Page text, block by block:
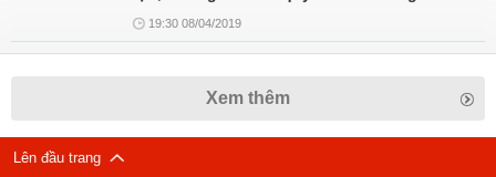
19:30 08/04/2019
Xem thêm
Lên đầu trang